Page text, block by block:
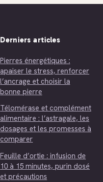
Derniers articles
Pierres énergétiques :
apaiser le stress, renforcer
l’ancrage et choisir la
bonne pierre
Télomérase et complément
alimentaire : l’astragale, les
dosages et les promesses à
comparer
Feuille d’ortie : infusion de
10 à 15 minutes, purin dosé
et précautions